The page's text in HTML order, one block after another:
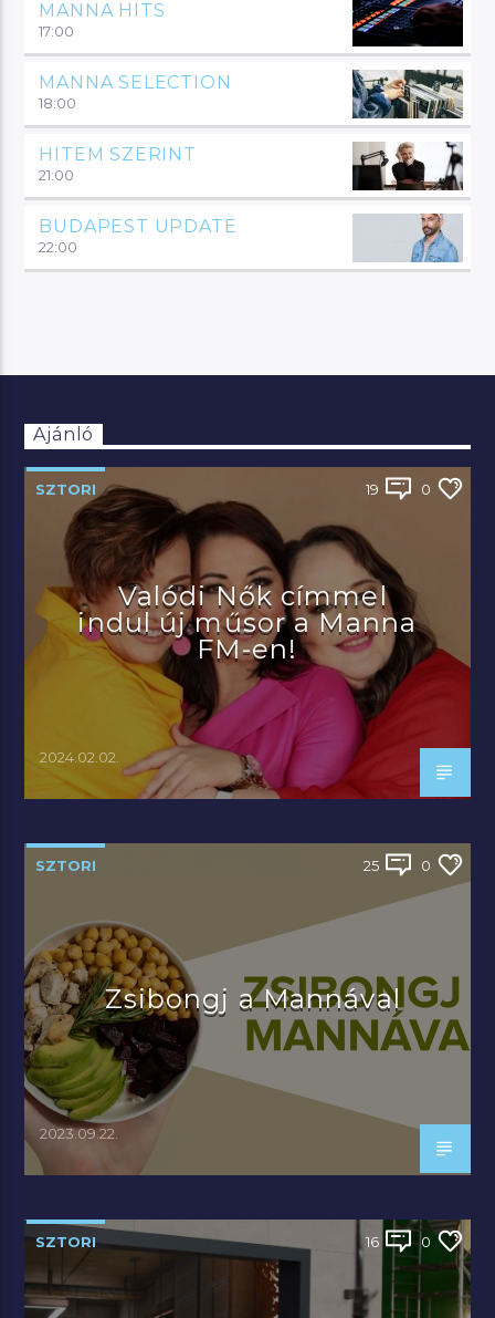
MANNA HITS
17:00
MANNA SELECTION
18:00
HITEM SZERINT
21:00
BUDAPEST UPDATE
22:00
Ajánló
SZTORI 19 0
Valódi Nők címmel
indul új műsor a Manna
FM-en!
2024.02.02.
SZTORI 25 0
Zsibongj a Mannával
2023.09.22.
SZTORI 16 0